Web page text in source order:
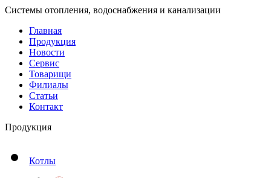
Системы отопления, водоснабжения и канализации
Главная
Продукция
Новости
Сервис
Товарищи
Филиалы
Статьи
Контакт
Продукция
Котлы